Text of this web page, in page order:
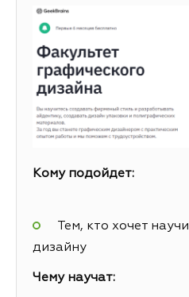
Кому подойдет:
Тем, кто хочет
дизайну
Чему научат: